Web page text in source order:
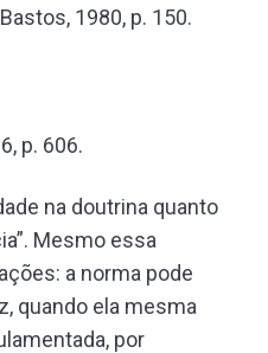
1980, p. 150.
p. 606.
na doutrina quanto
Mesmo essa
a norma pode
quando ela mesma
por